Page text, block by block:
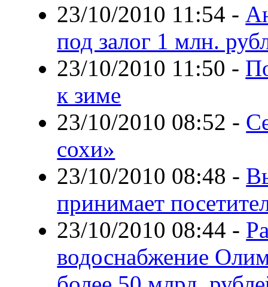
23/10/2010 11:54 -
под залог 1 млн.
23/10/2010 11:50 -
к зиме
23/10/2010 08:52 -
сохи»
23/10/2010 08:48 -
принимает
23/10/2010 08:44 -
водоснабжение